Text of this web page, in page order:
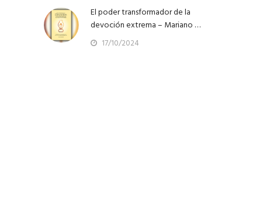
El poder transformador de la
devoción extrema – Mariano …
17/10/2024